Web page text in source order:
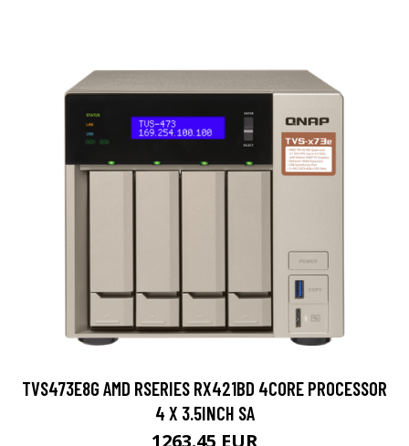
TVS473E8G AMD RSERIES RX421BD 4CORE PROCESSOR
4 X 3.5INCH SA